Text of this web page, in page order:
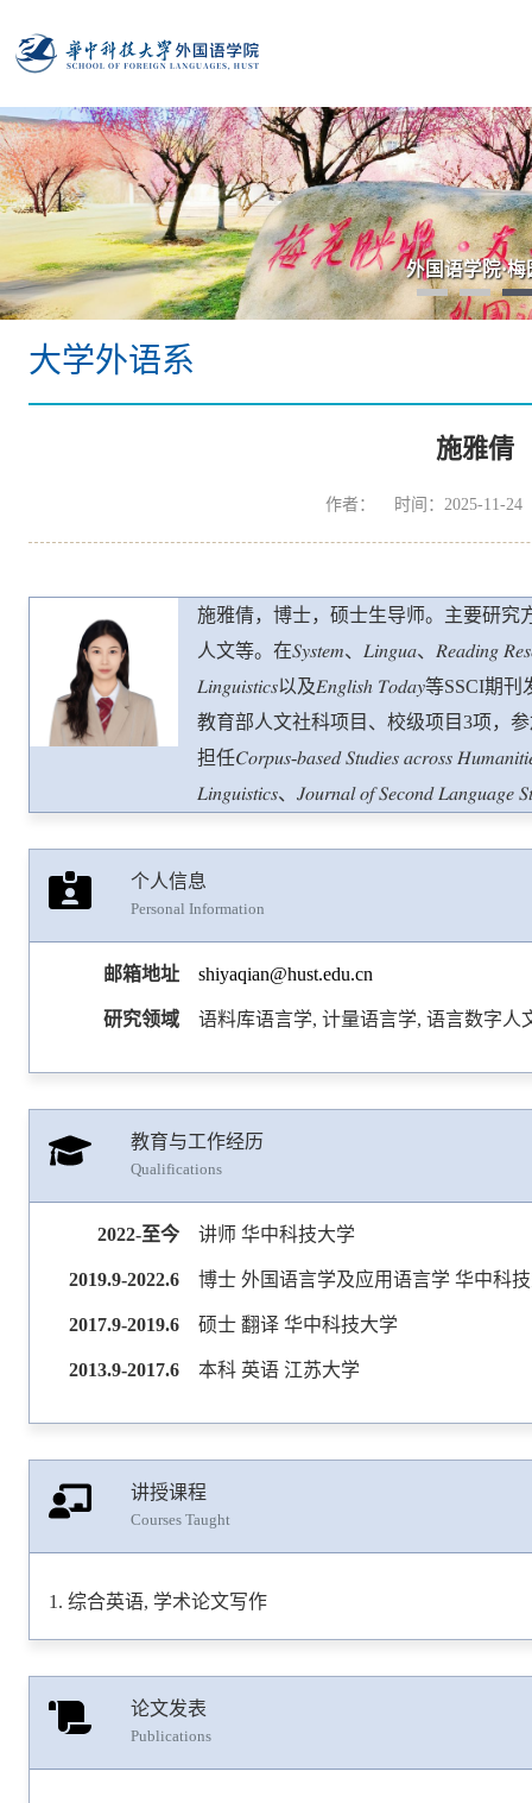
外国语学院·梅
大学外语系
施雅倩
作者： 时间：2025-11-
施雅倩，博士，硕士生导师。主要研究
人文等。在𝑆𝑦𝑠𝑡𝑒𝑚、𝐿𝑖𝑛𝑔𝑢𝑎、𝑅𝑒𝑎𝑑𝑖𝑛𝑔
𝐿𝑖𝑛𝑔𝑢𝑖𝑠𝑡𝑖𝑐𝑠以及𝐸𝑛𝑔𝑙𝑖𝑠ℎ 𝑇𝑜𝑑𝑎𝑦等SSCI
教育部人文社科项目、校级项目3项，
担任𝐶𝑜𝑟𝑝𝑢𝑠-𝑏𝑎𝑠𝑒𝑑 𝑆𝑡𝑢𝑑𝑖𝑒𝑠 𝑎𝑐𝑟𝑜𝑠𝑠
𝐿𝑖𝑛𝑔𝑢𝑖𝑠𝑡𝑖𝑐𝑠、𝐽𝑜𝑢𝑟𝑛𝑎𝑙 𝑜𝑓 𝑆𝑒𝑐𝑜𝑛𝑑
个人信息
Personal Information
邮箱地址 shiyaqian@hust.edu.cn
研究领域 语料库语言学, 计量语言学, 语言数字人
教育与工作经历
Qualifications
2022-至今 讲师 华中科技大学
2019.9-2022.6 博士 外国语言学及应用语言学 华中科
2017.9-2019.6 硕士 翻译 华中科技大学
2013.9-2017.6 本科 英语 江苏大学
讲授课程
Courses Taught
综合英语, 学术论文写作
论文发表
Publications